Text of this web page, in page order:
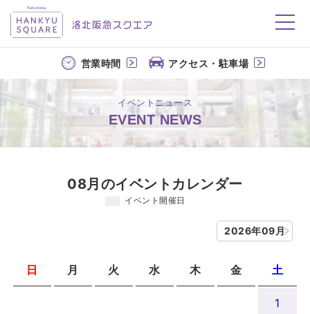
洛北阪急スクエア
営業時間 アクセス・駐車場
イベントニュース
EVENT NEWS
08月のイベントカレンダー
イベント開催日
2026年09月
日 月 火 水 木 金 土
1